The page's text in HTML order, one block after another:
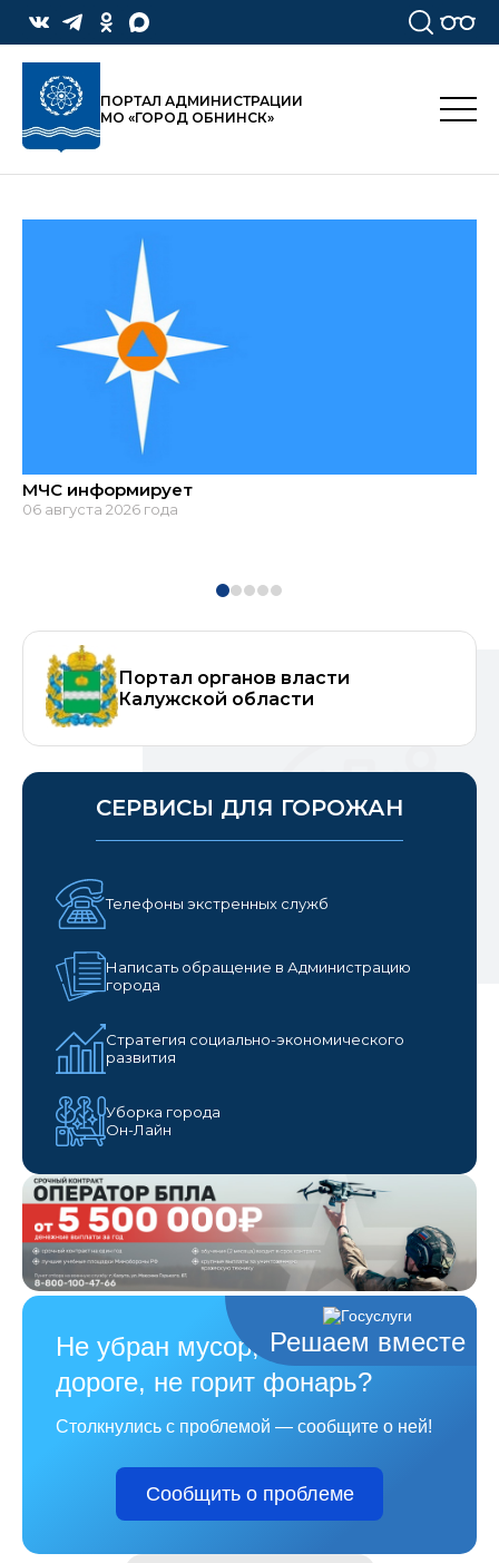
ПОРТАЛ АДМИНИСТРАЦИИ
МО «ГОРОД ОБНИНСК»
МЧС информирует
06 августа 2026 года
Портал органов власти
Калужской области
СЕРВИСЫ ДЛЯ ГОРОЖАН
Телефоны экстренных служб
Написать обращение в Администрацию
города
Стратегия социально-экономического
развития
Уборка города
Он-Лайн
Решаем вместе
Не убран мусор, яма на
дороге, не горит фонарь?
Столкнулись с проблемой — сообщите о ней!
Сообщить о проблеме